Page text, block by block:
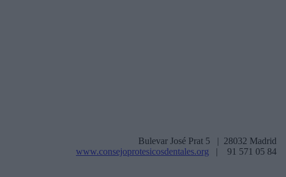
Bulevar José Prat 5 | 28032 Madrid
www.consejoprotesicosdentales.org | 91 571 05 84